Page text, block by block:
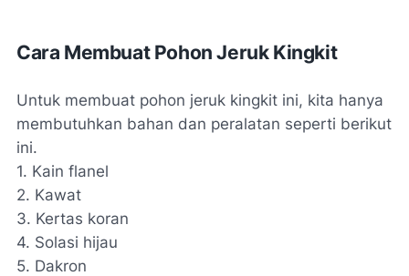
Cara Membuat Pohon Jeruk Kingkit
Untuk membuat pohon jeruk kingkit ini, kita hanya
membutuhkan bahan dan peralatan seperti berikut
ini.
1. Kain flanel
2. Kawat
3. Kertas koran
4. Solasi hijau
5. Dakron